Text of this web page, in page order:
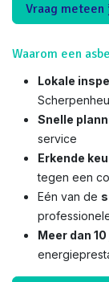
Vraag meteen
Waarom een
Lokale
Snelle
service
Erkende
tegen een
Eén van de
Meer dan